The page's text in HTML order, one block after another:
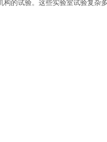
的试验。这些实验室试验复杂